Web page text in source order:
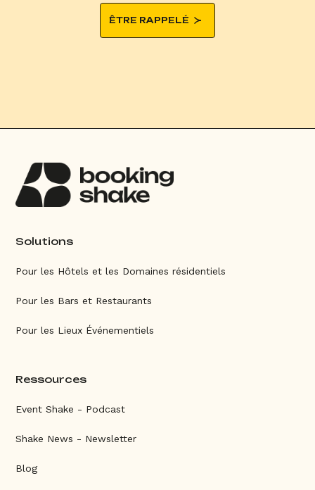
ÊTRE RAPPELÉ
Solutions
Pour les Hôtels et les Domaines résidentiels
Pour les Bars et Restaurants
Pour les Lieux Événementiels
Ressources
Event Shake - Podcast
Shake News - Newsletter
Blog